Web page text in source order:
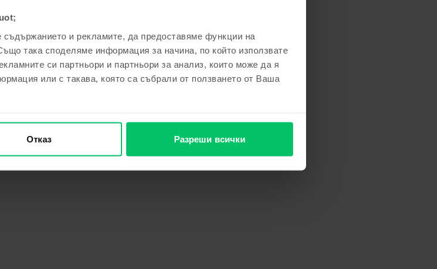
съдържанието и рекламите, да предоставяме функции на
така споделяме информация за начина, по който използвате
си партньори и партньори за анализ, които може да я
или с такава, която са събрали от ползването от Ваша
Отказ Разреши всички